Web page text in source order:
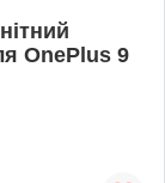
OnePlus 9